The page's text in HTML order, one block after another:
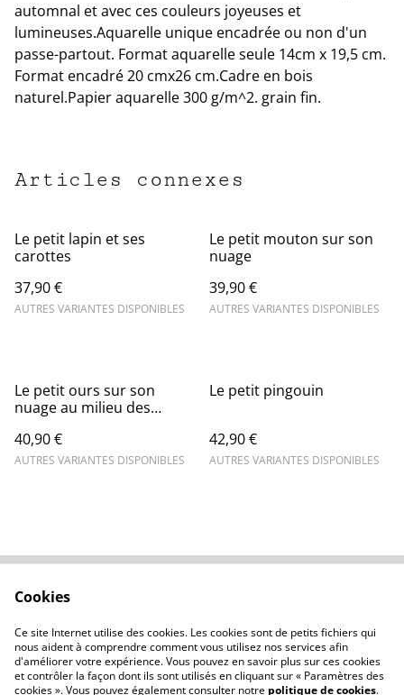
automnal et avec ces couleurs joyeuses et
lumineuses.Aquarelle unique encadrée ou non d'un
passe-partout. Format aquarelle seule 14cm x 19,5 cm.
Format encadré 20 cmx26 cm.Cadre en bois
naturel.Papier aquarelle 300 g/m^2. grain fin.
Articles connexes
Le petit lapin et ses
carottes
37,90 €
AUTRES VARIANTES DISPONIBLES
Le petit mouton sur son
nuage
39,90 €
AUTRES VARIANTES DISPONIBLES
Le petit ours sur son
nuage au milieu des
40,90 €
AUTRES VARIANTES DISPONIBLES
Le petit pingouin
42,90 €
AUTRES VARIANTES DISPONIBLES
Politique de
confidentialité
Politique de cookies
Cookies
Ce site Internet utilise des cookies. Les cookies sont de petits fichiers qui
nous aident à comprendre comment vous utilisez nos services afin
d'améliorer votre expérience. Vous pouvez en savoir plus sur ces cookies
et contrôler la façon dont ils sont utilisés en cliquant sur « Paramètres des
cookies ». Vous pouvez également consulter notre politique de cookies.